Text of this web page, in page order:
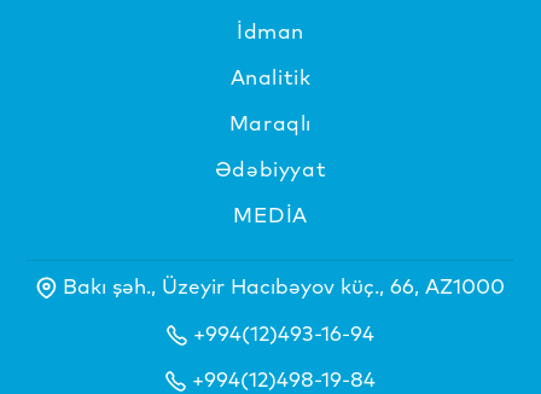
İdman
Analitik
Maraqlı
Ədəbiyyat
MEDİA
Bakı şəh., Üzeyir Hacıbəyov küç., 66, AZ1000
+994(12)493-16-94
+994(12)498-19-84